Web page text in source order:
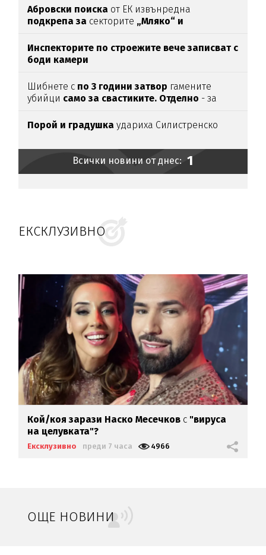
Абровски поиска от ЕК извънредна
подкрепа за секторите „Мляко“ и
Инспекторите по строежите вече записват с
боди камери
Шибнете с по 3 години затвор гамените
убийци само за свастиките. Отделно - за
Порой и градушка удариха Силистренско
Всички новини от днес: 1
ЕКСКЛУЗИВНО
Кой/коя зарази Наско Месечков с "вируса
на целувката"?
Ексклузивно преди 7 часа 4966
ОЩЕ НОВИНИ